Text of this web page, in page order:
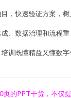
，快速验证方案，树
、数据治理和流程重
训既懂精益又懂数字
页的PPT干货，不仅